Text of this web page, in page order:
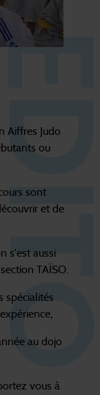
Aiffres Judo
ou
sont
et de
s'est aussi
TAÏSO.
spécialités
au dojo
vous à